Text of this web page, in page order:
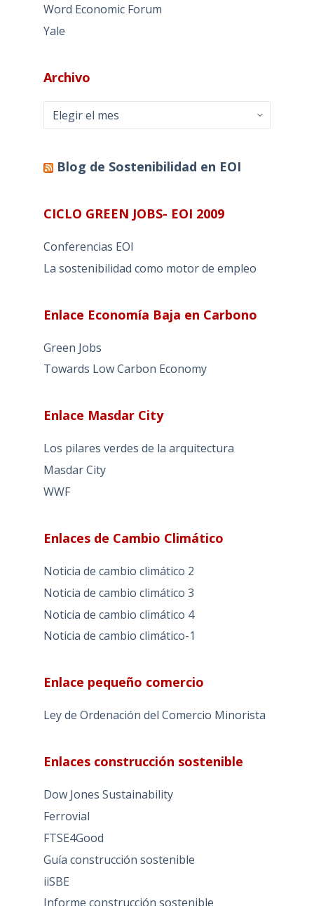
Word Economic Forum
Yale
Archivo
Archivo
Blog de Sostenibilidad en EOI
CICLO GREEN JOBS- EOI 2009
Conferencias EOI
La sostenibilidad como motor de empleo
Enlace Economía Baja en Carbono
Green Jobs
Towards Low Carbon Economy
Enlace Masdar City
Los pilares verdes de la arquitectura
Masdar City
WWF
Enlaces de Cambio Climático
Noticia de cambio climático 2
Noticia de cambio climático 3
Noticia de cambio climático 4
Noticia de cambio climático-1
Enlace pequeño comercio
Ley de Ordenación del Comercio Minorista
Enlaces construcción sostenible
Dow Jones Sustainability
Ferrovial
FTSE4Good
Guía construcción sostenible
iiSBE
Informe construcción sostenible